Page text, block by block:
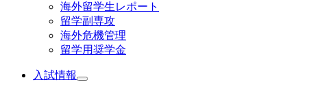
海外留学生レポート
留学副専攻
海外危機管理
留学用奨学金
入試情報